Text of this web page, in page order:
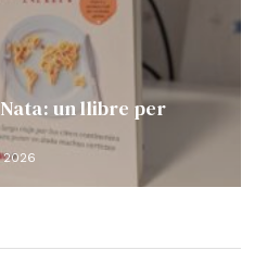
un llibre per
2026